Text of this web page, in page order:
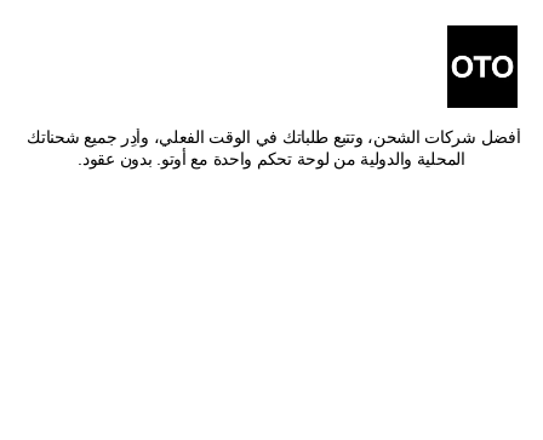
المحلية والدولية من لوحة تحكم واحدة مع أوتو. بدون عقود.